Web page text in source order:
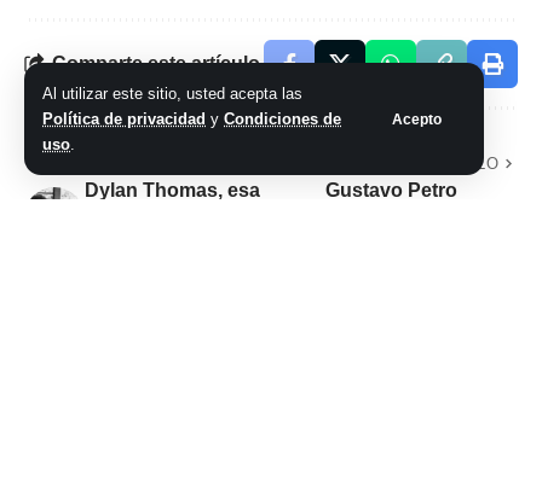
Al utilizar este sitio, usted acepta las
Política de privacidad y Condiciones de
uso.
Acepto
Comparte este artículo
Dylan Thomas, esa
SIGUIENTE ARTÍCULO
Gustavo Petro